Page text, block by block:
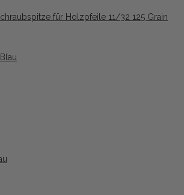
für Holzpfeile 11/32 125 Grain